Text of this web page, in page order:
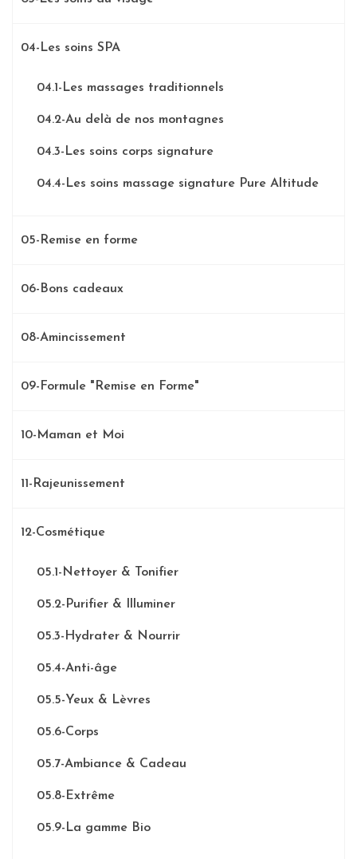
04-Les soins SPA
04.1-Les massages traditionnels
04.2-Au delà de nos montagnes
04.3-Les soins corps signature
04.4-Les soins massage signature Pure Altitude
05-Remise en forme
06-Bons cadeaux
08-Amincissement
09-Formule "Remise en Forme"
10-Maman et Moi
11-Rajeunissement
12-Cosmétique
05.1-Nettoyer & Tonifier
05.2-Purifier & Illuminer
05.3-Hydrater & Nourrir
05.4-Anti-âge
05.5-Yeux & Lèvres
05.6-Corps
05.7-Ambiance & Cadeau
05.8-Extrême
05.9-La gamme Bio